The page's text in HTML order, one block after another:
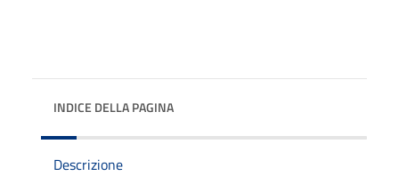
INDICE DELLA PAGINA
Descrizione